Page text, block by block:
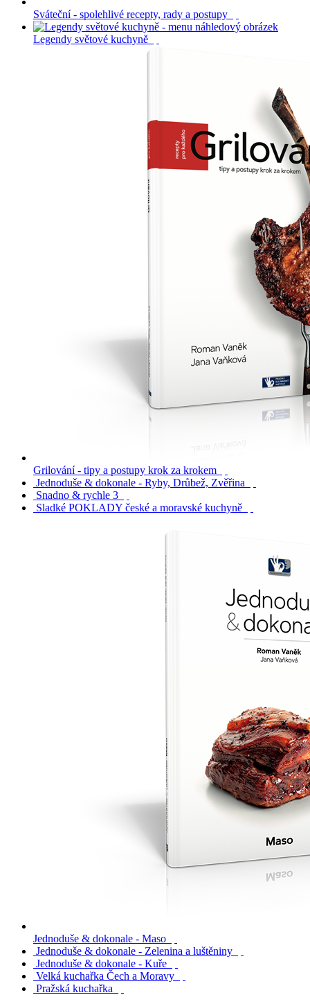
Sváteční - spolehlivé recepty, rady a postupy
Legendy světové kuchyně
Grilování - tipy a postupy krok za krokem
Jednoduše & dokonale - Ryby, Drůbež, Zvěřina
Snadno & rychle 3
Sladké POKLADY české a moravské kuchyně
Jednoduše & dokonale - Maso
Jednoduše & dokonale - Zelenina a luštěniny
Jednoduše & dokonale - Kuře
Velká kuchařka Čech a Moravy
Pražská kuchařka